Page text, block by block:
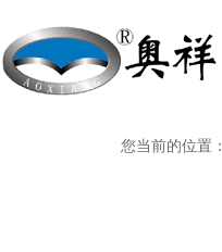
您当前的位置：